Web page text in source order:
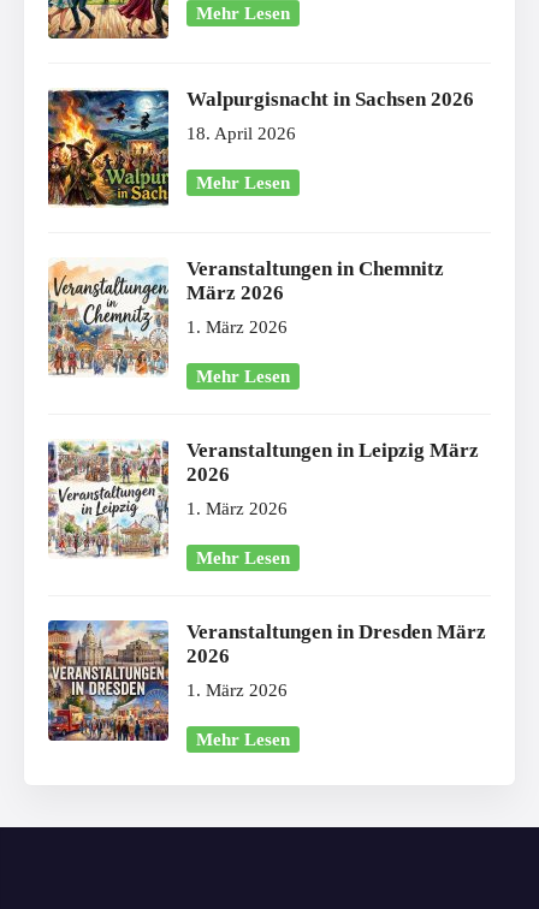
Mehr Lesen
Walpurgisnacht in Sachsen 2026
18. April 2026
Mehr Lesen
Veranstaltungen in Chemnitz
März 2026
1. März 2026
Mehr Lesen
Veranstaltungen in Leipzig März
2026
1. März 2026
Mehr Lesen
Veranstaltungen in Dresden März
2026
1. März 2026
Mehr Lesen